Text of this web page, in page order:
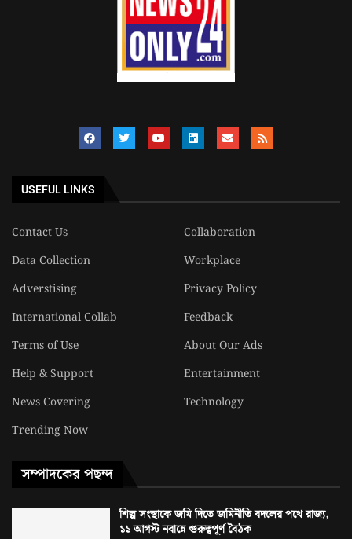
USEFUL LINKS
Contact Us
Collaboration
Data Collection
Workplace
Adverstising
Privacy Policy
International Collab
Feedback
Terms of Use
About Our Ads
Help & Support
Entertainment
News Covering
Technology
Trending Now
সম্পাদকের পছন্দ
শিল্প সংস্থাকে জমি দিতে জমিনীতি বদলের পথে রাজ্য,
১১ আগস্ট নবান্নে গুরুত্বপূর্ণ বৈঠক